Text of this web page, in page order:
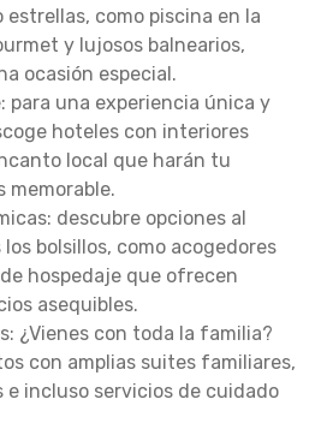
como piscina en la
y lujosos balnearios,
ocasión especial.
para una experiencia única y
hoteles con interiores
local que harán tu
memorable.
descubre opciones al
bolsillos, como acogedores
hospedaje que ofrecen
asequibles.
¿Vienes con toda la familia?
con amplias suites familiares,
e incluso servicios de cuidado